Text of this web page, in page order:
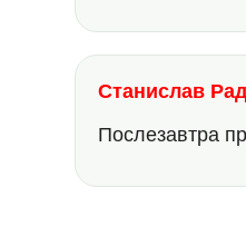
Станислав
Послезавтра